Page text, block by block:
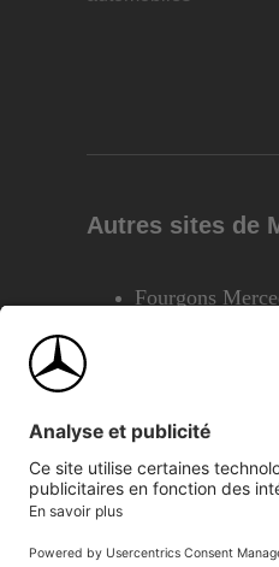
Autres sites de
Fourgons
©2026